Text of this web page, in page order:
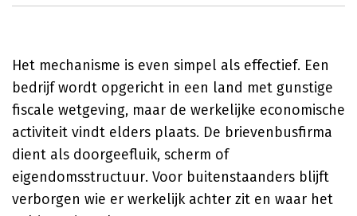
Het mechanisme is even simpel als effectief. Een
bedrijf wordt opgericht in een land met gunstige
fiscale wetgeving, maar de werkelijke economische
activiteit vindt elders plaats. De brievenbusfirma
dient als doorgeefluik, scherm of
eigendomsstructuur. Voor buitenstaanders blijft
verborgen wie er werkelijk achter zit en waar het